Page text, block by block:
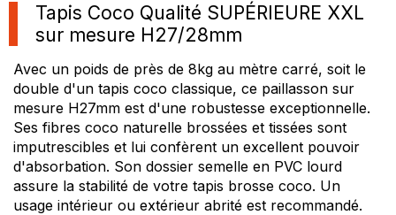
Tapis Coco Qualité SUPÉRIEURE XXL
sur mesure H27/28mm
Avec un poids de près de 8kg au mètre carré, soit le
double d'un tapis coco classique, ce paillasson sur
mesure H27mm est d'une robustesse exceptionnelle.
Ses fibres coco naturelle brossées et tissées sont
imputrescibles et lui confèrent un excellent pouvoir
d'absorbation. Son dossier semelle en PVC lourd
assure la stabilité de votre tapis brosse coco. Un
usage intérieur ou extérieur abrité est recommandé.